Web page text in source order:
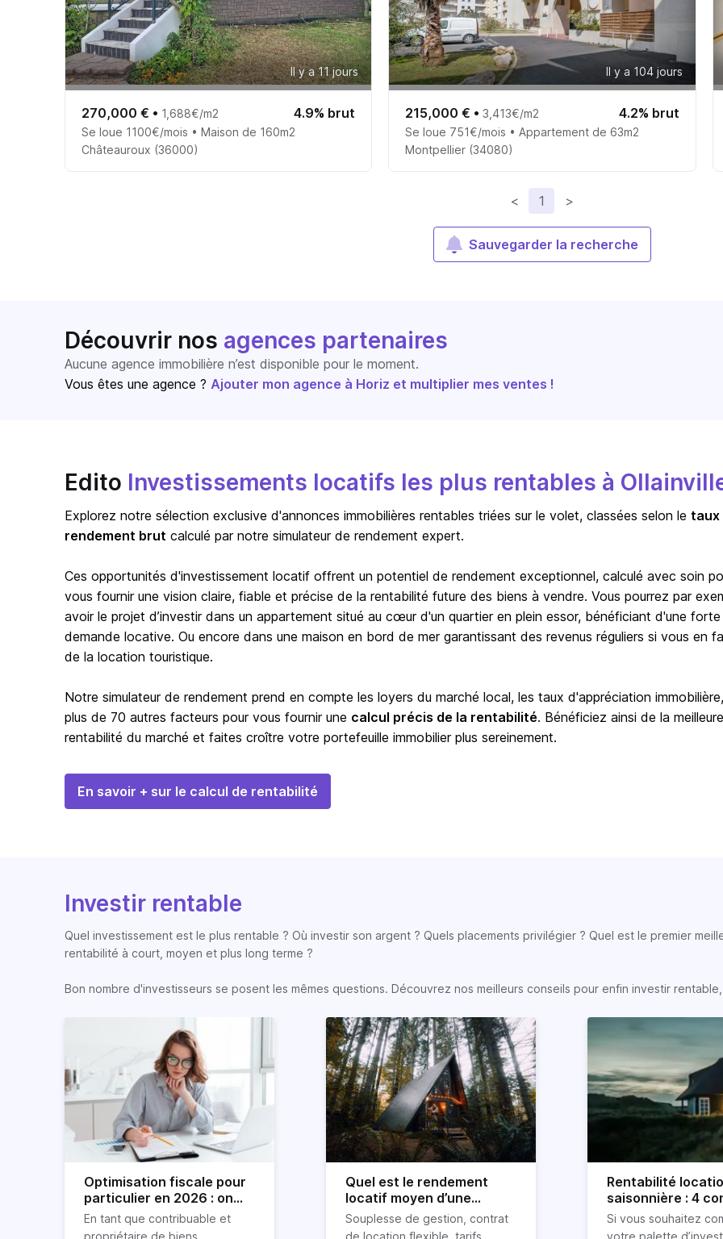
Il y a 11 jours
270,000 € • 1,688€/m2 4.9% brut
Se loue 1100€/mois • Maison de 160m2
Châteauroux (36000)
Il y a 104 jours
215,000 € •3,413€/m2 4.2% brut
Se loue 751€/mois • Appartement de 63m2
Montpellier (34080)
< 1 >
Sauvegarder la recherche
Découvrir nos agences partenaires
Aucune agence immobilière n’est disponible pour le moment.
Vous êtes une agence ? Ajouter mon agence à Horiz et multiplier mes ventes !
Edito Investissements locatifs les plus rentables à
Explorez notre sélection exclusive d'annonces immobilières rentables triées sur le volet, classées selon le taux
rendement brut calculé par notre simulateur de rendement expert.
Ces opportunités d'investissement locatif offrent un potentiel de rendement exceptionnel, calculé avec soin
vous fournir une vision claire, fiable et précise de la rentabilité future des biens à vendre. Vous pourrez par
avoir le projet d’investir dans un appartement situé au cœur d'un quartier en plein essor, bénéficiant d'une forte
demande locative. Ou encore dans une maison en bord de mer garantissant des revenus réguliers si vous en
de la location touristique.
Notre simulateur de rendement prend en compte les loyers du marché local, les taux d'appréciation
plus de 70 autres facteurs pour vous fournir une calcul précis de la rentabilité. Bénéficiez ainsi de la meilleure
rentabilité du marché et faites croître votre portefeuille immobilier plus sereinement.
En savoir + sur le calcul de rentabilité
Investir rentable
Quel investissement est le plus rentable ? Où investir son argent ? Quels placements privilégier ? Quel est le premier
rentabilité à court, moyen et plus long terme ?
Bon nombre d'investisseurs se posent les mêmes questions. Découvrez nos meilleurs conseils pour enfin investir
Optimisation fiscale pour
particulier en 2026 : on
vous explique tout
En tant que contribuable et
Quel est le rendement
locatif moyen d’une
location Airbnb ?
Souplesse de gestion, contrat
Rentabilité
saisonnière : 4
Si vous souhaitez